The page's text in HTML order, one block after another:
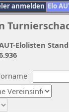
anmelden Elo
Elolisten